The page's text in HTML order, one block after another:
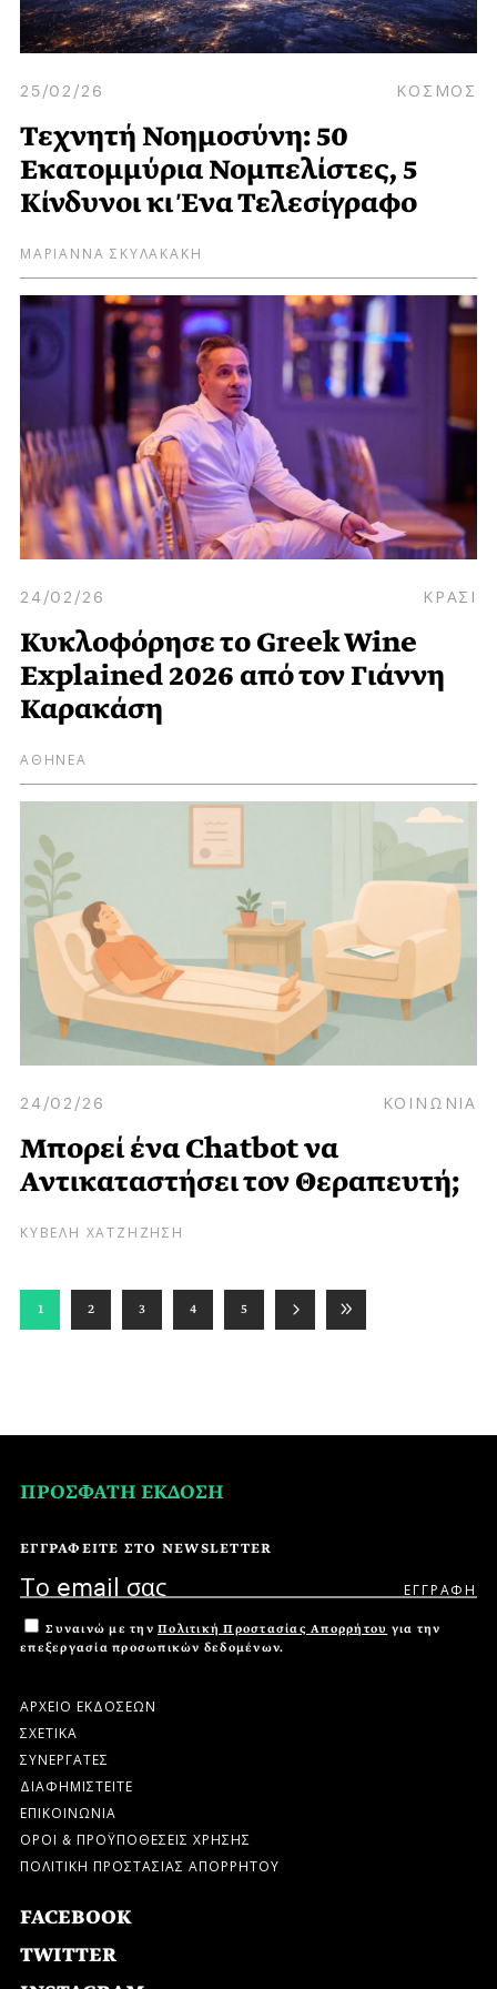
25/02/26 ΚΟΣΜΟΣ
Τεχνητή Νοημοσύνη: 50
Εκατομμύρια Νομπελίστες, 5
Κίνδυνοι κι Ένα Τελεσίγραφο
ΜΑΡΙΑΝΝΑ ΣΚΥΛΑΚΑΚΗ
24/02/26 ΚΡΑΣΙ
Κυκλοφόρησε το Greek Wine
Explained 2026 από τον Γιάννη
Καρακάση
ΑΘΗΝΕΑ
24/02/26 ΚΟΙΝΩΝΙΑ
Μπορεί ένα Chatbot να
Αντικαταστήσει τον Θεραπευτή;
ΚΥΒΕΛΗ ΧΑΤΖΗΖΗΣΗ
1 2 3 4 5
ΠΡΟΣΦΑΤΗ ΕΚΔΟΣΗ
ΕΓΓΡΑΦΕΙΤΕ ΣΤΟ NEWSLETTER
Συναινώ με την Πολιτική Προστασίας Απορρήτου για την
επεξεργασία προσωπικών δεδομένων.
ΑΡΧΕΙΟ ΕΚΔΟΣΕΩΝ
ΣΧΕΤΙΚΑ
ΣΥΝΕΡΓΑΤΕΣ
ΔΙΑΦΗΜΙΣΤΕΙΤΕ
ΕΠΙΚΟΙΝΩΝΙΑ
ΟΡΟΙ & ΠΡΟΫΠΟΘΕΣΕΙΣ ΧΡΗΣΗΣ
ΠΟΛΙΤΙΚΗ ΠΡΟΣΤΑΣΙΑΣ ΑΠΟΡΡΗΤΟΥ
FACEBOOK
TWITTER